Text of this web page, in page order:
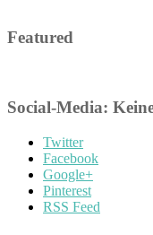
Featured
Social-Media:
Twitter
Facebook
Google+
Pinterest
RSS Feed